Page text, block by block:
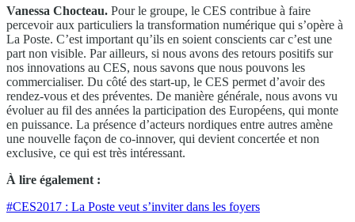
Vanessa Chocteau. Pour le groupe, le CES contribue à faire
percevoir aux particuliers la transformation numérique qui s’opère à
La Poste. C’est important qu’ils en soient conscients car c’est une
part non visible. Par ailleurs, si nous avons des retours positifs sur
nos innovations au CES, nous savons que nous pouvons les
commercialiser. Du côté des start-up, le CES permet d’avoir des
rendez-vous et des préventes. De manière générale, nous avons vu
évoluer au fil des années la participation des Européens, qui monte
en puissance. La présence d’acteurs nordiques entre autres amène
une nouvelle façon de co-innover, qui devient concertée et non
exclusive, ce qui est très intéressant.
À lire également :
#CES2017 : La Poste veut s’inviter dans les foyers